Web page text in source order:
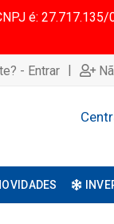
é: 27.717.135/
- Entrar |